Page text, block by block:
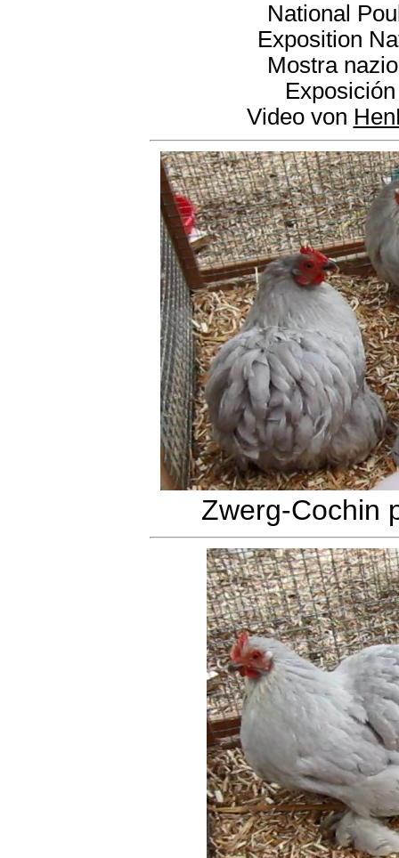
National
Exposition
Mostra
Video von
Zwerg-Cochin